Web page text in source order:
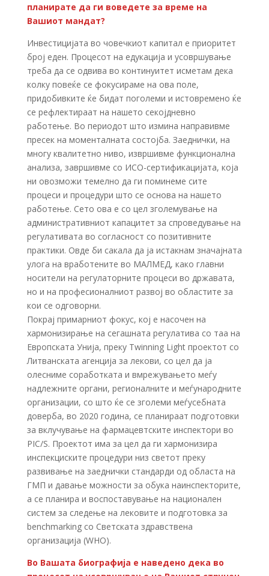
планирате да ги воведете за време на
Вашиот мандат?
Инвестицијата во човечкиот капитал е приоритет
број еден. Процесот на едукација и усовршување
треба да се одвива во континуитет исметам дека
колку повеќе се фокусираме на ова поле,
придобивките ќе бидат поголеми и истовремено ќе
се рефлектираат на нашето секојдневно
работење. Во периодот што измина направивме
пресек на моменталната состојба. Заеднички, на
многу квалитетно ниво, извршивме функционална
анализа, завршивме со ИСО-сертификацијата, која
ни овозможи темелно да ги поминеме сите
процеси и процедури што се основа на нашето
работење. Сето ова е со цел зголемување на
административниот капацитет за спроведување на
регулативата во согласност со позитивните
практики. Овде би сакала да ја истакнам значајната
улога на вработените во МАЛМЕД, како главни
носители на регулаторните процеси во државата,
но и на професионалниот развој во областите за
кои се одговорни.
Покрај примарниот фокус, кој е насочен на
хармонизирање на сегашната регулатива со таа на
Европската Унија, преку Twinning Light проектот со
Литванската агенција за лекови, со цел да ја
олесниме соработката и вмрежувањето меѓу
надлежните органи, регионалните и меѓународните
организации, со што ќе се зголеми меѓусебната
доверба, во 2020 година, се планираат подготовки
за вклучување на фармацевтските инспектори во
PIC/S. Проектот има за цел да ги хармонизира
инспекциските процедури низ светот преку
развивање на заеднички стандарди од областа на
ГМП и давање можности за обука наинспекторите,
а се планира и воспоставување на национален
систем за следење на лековите и подготовка за
benchmarking со Светската здравствена
организација (WHO).
Во Вашата биографија е наведено дека во